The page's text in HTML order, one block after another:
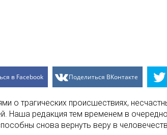
в Facebook Поделиться ВКонтакте
трагических происшествиях,
Наша редакция тем временем в
снова вернуть веру в